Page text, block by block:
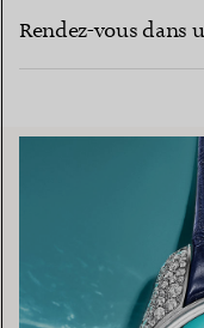
Rendez-vous dans
TROUVEZ LA